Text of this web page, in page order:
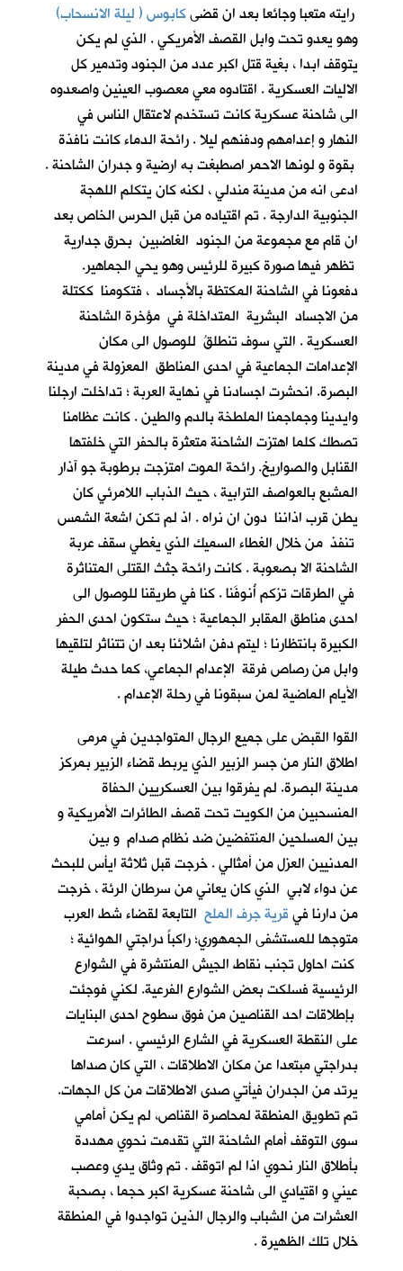
رايته متعبا وجائعا بعد ان قضىكابوس ( ليلة الانسحاب)
وهو يعدو تحت وابل القصف الأمريكي . الذي لم يكن
يتوقف ابدا ، بغية قتل اكبر عدد من الجنود وتدمير كل
الاليات العسكرية . اقتادوه معي معصوب العينين واصعدوه
الى شاحنة عسكرية كانت تستخدم لاعتقال الناس في
النهار و إعدامهم ودفنهم ليلا . رائحة الدماء كانت نافذة
بقوة و لونها الاحمر اصطبغت به ارضية و جدران الشاحنة .
ادعى انه من مدينة مندلي ، لكنه كان يتكلم اللهجة
الجنوبية الدارجة . تم اقتياده من قبل الحرس الخاص بعد
ان قام مع مجموعة من الجنود الغاضبين بحرق جدارية
تظهر فيها صورة كبيرة للرئيس وهو يحي الجماهير.
دفعونا في الشاحنة المكتظة بالأجساد ، فتكومنا ككتلة
من الاجساد البشرية المتداخلة في مؤخرة الشاحنة
العسكرية . التي سوف تنطلقُ للوصول الى مكان
الإعدامات الجماعية في احدى المناطق المعزولة في مدينة
البصرة. انحشرت اجسادنا في نهاية العربة ؛ تداخلت ارجلنا
وايدينا وجماجمنا الملطخة بالدم والطين . كانت عظامنا
تصطك كلما اهتزت الشاحنة متعثرة بالحفر التي خلفتها
القنابل والصواريخ. رائحة الموت امتزجت برطوبة جو آذار
المشبع بالعواصف الترابية ، حيث الذباب اللامرئي كان
يطن قرب اذاننا دون ان نراه . اذ لم تكن اشعة الشمس
تنفذ من خلال الغطاء السميك الذي يغطي سقف عربة
الشاحنة الا بصعوبة . كانت رائحة جثث القتلى المتناثرة
في الطرقات تزكم أُنوفَنا . كنا في طريقنا للوصول الى
احدى مناطق المقابر الجماعية ؛ حيث ستكون احدى الحفر
الكبيرة بانتظارنا ؛ ليتم دفن اشلائنا بعد ان تتناثر لتلقيها
وابل من رصاص فرقة الإعدام الجماعي، كما حدث طيلة
الأيام الماضية لمن سبقونا في رحلة الإعدام .
القوا القبض على جميع الرجال المتواجدين في مرمى
اطلاق النار من جسر الزبير الذي يربط قضاء الزبير بمركز
مدينة البصرة. لم يفرقوا بين العسكريين الحفاة
المنسحبين من الكويت تحت قصف الطائرات الأمريكية و
بين المسلحين المنتفضين ضد نظام صدام و بين
المدنيين العزل من أمثالي . خرجت قبل ثلاثة ايأس للبحث
عن دواء لابي الذي كان يعاني من سرطان الرئة ، خرجت
من دارنا فيقرية جرف الملح التابعة لقضاء شط العرب
متوجها للمستشفى الجمهوري؛ راكباً دراجتي الهوائية ؛
كنت احاول تجنب نقاط الجيش المنتشرة في الشوارع
الرئيسية فسلكت بعض الشوارع الفرعية. لكني فوجئت
بإطلاقات احد القناصين من فوق سطوح احدى البنايات
على النقطة العسكرية في الشارع الرئيسي . اسرعت
بدراجتي مبتعدا عن مكان الاطلاقات ، التي كان صداها
يرتد من الجدران فيأتي صدى الاطلاقات من كل الجهات.
تم تطويق المنطقة لمحاصرة القناص، لم يكن أمامي
سوى التوقف أمام الشاحنة التي تقدمت نحوي مهددة
بأطلاق النار نحوي اذا لم اتوقف . تم وثاق يدي وعصب
عيني و اقتيادي الى شاحنة عسكرية اكبر حجما ، بصحبة
العشرات من الشباب والرجال الذين تواجدوا في المنطقة
خلال تلك الظهيرة .